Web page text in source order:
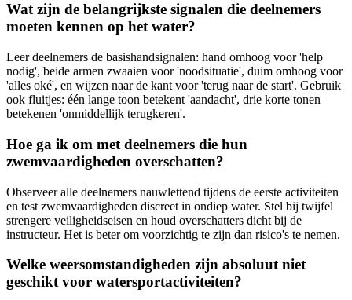
Wat zijn de belangrijkste signalen die deelnemers
moeten kennen op het water?
Leer deelnemers de basishandsignalen: hand omhoog voor 'help
nodig', beide armen zwaaien voor 'noodsituatie', duim omhoog voor
'alles oké', en wijzen naar de kant voor 'terug naar de start'. Gebruik
ook fluitjes: één lange toon betekent 'aandacht', drie korte tonen
betekenen 'onmiddellijk terugkeren'.
Hoe ga ik om met deelnemers die hun
zwemvaardigheden overschatten?
Observeer alle deelnemers nauwlettend tijdens de eerste activiteiten
en test zwemvaardigheden discreet in ondiep water. Stel bij twijfel
strengere veiligheidseisen en houd overschatters dicht bij de
instructeur. Het is beter om voorzichtig te zijn dan risico's te nemen.
Welke weersomstandigheden zijn absoluut niet
geschikt voor watersportactiviteiten?